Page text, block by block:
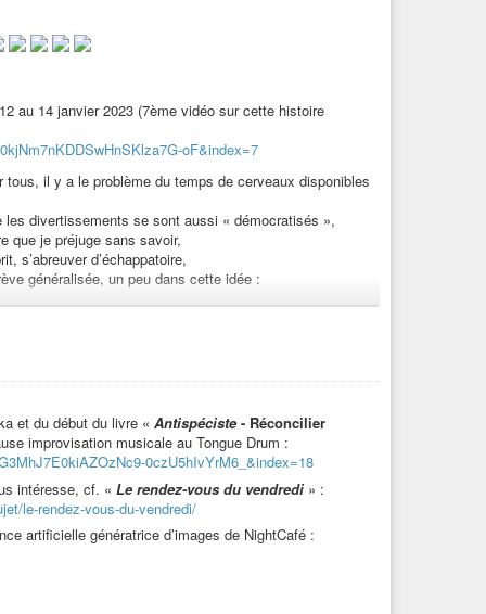
#vidéos #film #cine #ciné #cinema #cinéma #scene
artificielle #musique #tonguedrum #tongue-drum
#guitareélectrique #guitare-electrique
#recette #cuisine #cuisinemaison
#actu #actualite #actualité #histoire #conte
#spiritualité #revolution #révolution #slam #poesie
#Bella-Ciao #reve #rêve
#auteur #ecrivain #écrivain
#politique #Gaza #Palestine #Ukraine
danger,
Révolution maintenant !» :
jour !:https://mrmondialisation.org/je-suis-
au 14 janvier 2023 (7ème vidéo sur cette histoire
oF&index=7
tous, il y a le problème du temps de cerveaux disponibles
divertissements se sont aussi « démocratisés »,
que je préjuge sans savoir,
s’abreuver d’échappatoire,
généralisée, un peu dans cette idée :
s’éveiller.
car c’est son ami qui lui avait suggéré,
électrochoc, les a fait se révolutionner,
ou non pour être à de la cause des causes
sur le plan systémique, paradigmatique,
du mode de fonctionnement de l’ère, il faut pouvoir
qu’on peut rêver !
et du début du livre « Antispéciste - Réconcilier
improvisation musicale au Tongue Drum :
0czU5hIvYrM6_&index=18
intéresse, cf. « Le rendez-vous du vendredi » :
le-rendez-vous-du-vendredi/
artificielle génératrice d’images de NightCafé :